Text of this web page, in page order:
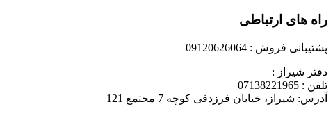
راه های ارتباطی
پشتیبانی فروش : 09120626064
دفتر شیراز :
تلفن : 07138221965
آدرس: شیراز، خیابان فرزدقی کوچه 7 مجتمع 121